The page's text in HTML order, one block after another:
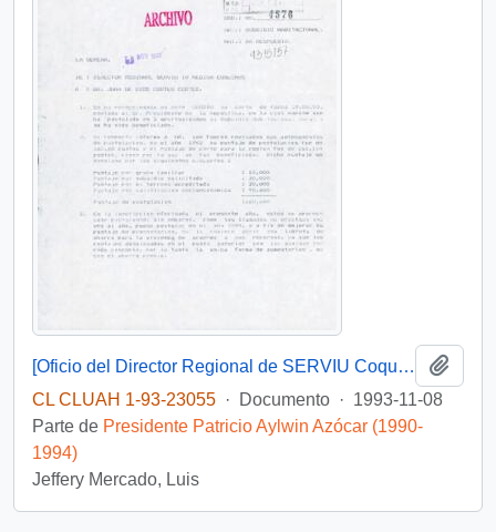
[Oficio del Director Regional de SERVIU Coquimbo dando respuesta a postulación a subsidio habitacional rural]
CL CLUAH 1-93-23055 · Documento · 1993-11-08
Parte de Presidente Patricio Aylwin Azócar (1990-
1994)
Jeffery Mercado, Luis